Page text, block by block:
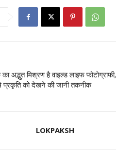
अद्भुत मिश्रण है वाइल्ड लाइफ फोटोग्राफी,
को देखने की जानी तकनीक
LOKPAKSH